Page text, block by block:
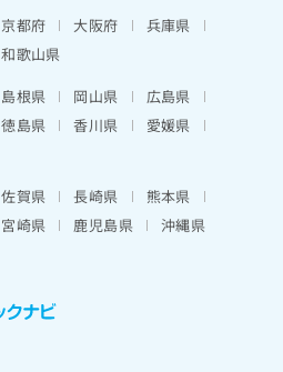
京都府 大阪府
兵庫県
和歌山県
島根県 岡山県
広島県
徳島県 香川県
愛媛県
佐賀県 長崎県
熊本県
宮崎県 鹿児島県 沖縄県